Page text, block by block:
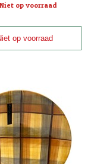
op voorraad
op voorraad